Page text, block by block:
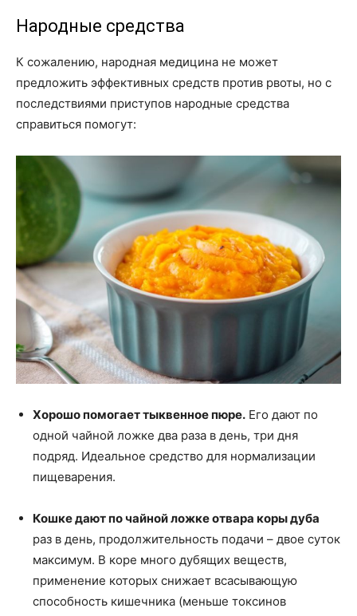
Народные средства
К сожалению, народная медицина не может
предложить эффективных средств против рвоты, но с
последствиями приступов народные средства
справиться помогут:
Хорошо помогает тыквенное пюре. Его дают по
одной чайной ложке два раза в день, три дня
подряд. Идеальное средство для нормализации
пищеварения.
Кошке дают по чайной ложке отвара коры дуба
раз в день, продолжительность подачи – двое суток
максимум. В коре много дубящих веществ,
применение которых снижает всасывающую
способность кишечника (меньше токсинов